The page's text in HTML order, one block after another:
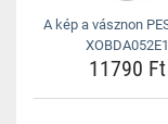
A kép a vásznon
XOBDA052E1
11790 Ft